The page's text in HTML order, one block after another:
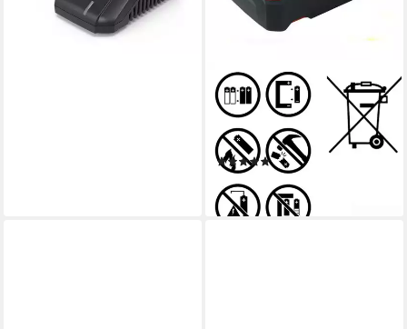
PARKSIDE
Original Akku 20 V - 4,0 Ah
PAP 20 A3 X20V Team
Zusatz-Akku
(3)
44,99 €
lieferbar - in 2-3 Werktagen bei dir